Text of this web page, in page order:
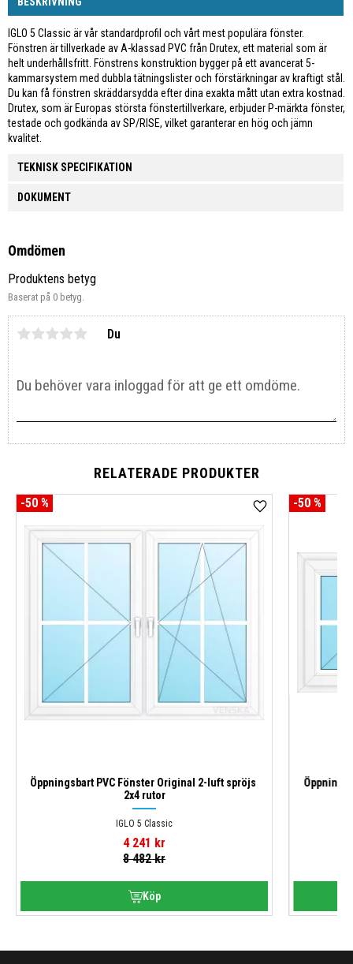
IGLO 5 Classic är vår standardprofil och vårt mest populära fönster.
Fönstren är tillverkade av A-klassad PVC från Drutex, ett material som är
helt underhållsfritt. Fönstrens konstruktion bygger på ett avancerat 5-
kammarsystem med dubbla tätningslister och förstärkningar av kraftigt stål.
Du kan få fönstren skräddarsydda efter dina exakta mått utan extra kostnad.
Drutex, som är Europas största fönstertillverkare, erbjuder P-märkta fönster,
testade och godkända av SP/RISE, vilket garanterar en hög och jämn
kvalitet.
TEKNISK SPECIFIKATION
DOKUMENT
Omdömen
Produktens betyg
Baserat på 0 betyg.
Du
RELATERADE PRODUKTER
Öppningsbart PVC Fönster Original 2-luft spröjs
2x4 rutor
IGLO 5 Classic
4 241 kr
8 482kr
50 %
Lägg till i favoriter
50 %